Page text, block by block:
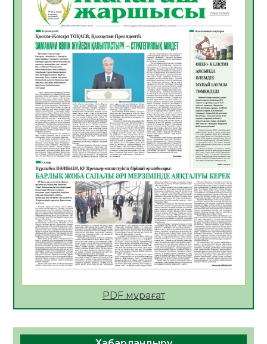
Инфекциялық ауруларға қарсы иммундау
жұмыстарының тиімділігі
06.08.2026
57
Көкжөтел ауруы туралы
06.08.2026
55
АПВ вакцинасы туралы мәлімет
06.08.2026
56
Open Air: Қызылорда облысы полиция
департаменті 20 мыңнан астам
көрерменнің қауіпсіздігін қамтамасыз етті
06.08.2026
66
ҚЫЗЫЛОРДАДА «САНАЛЫ ҰРПАҚ –
ЖАРҚЫН БОЛАШАҚ» АТТЫ КЕҢЕЙТІЛГЕН
МӘЖІЛІС ӨТТІ
05.08.2026
67
Қазақстан Орталық Азиядағы көшуге ең
азаматтың міндеті
PDF мұрағат